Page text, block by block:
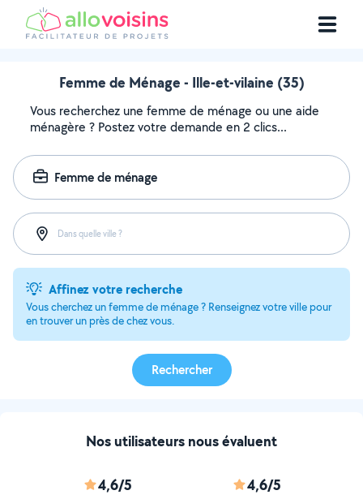
Femme de Ménage - Ille-et-vilaine (35)
Vous recherchez une femme de ménage ou une aide
ménagère ? Postez votre demande en 2 clics...
Femme de ménage
Dans quelle ville ?
Affinez votre recherche
Vous cherchez un femme de ménage ? Renseignez votre ville pour
en trouver un près de chez vous.
Rechercher
Nos utilisateurs nous évaluent
4,6/5 4,6/5